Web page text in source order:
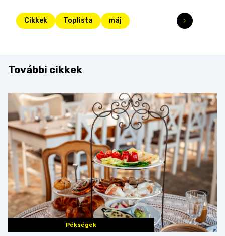
Cikkek Toplista máj
További cikkek
Pékségek